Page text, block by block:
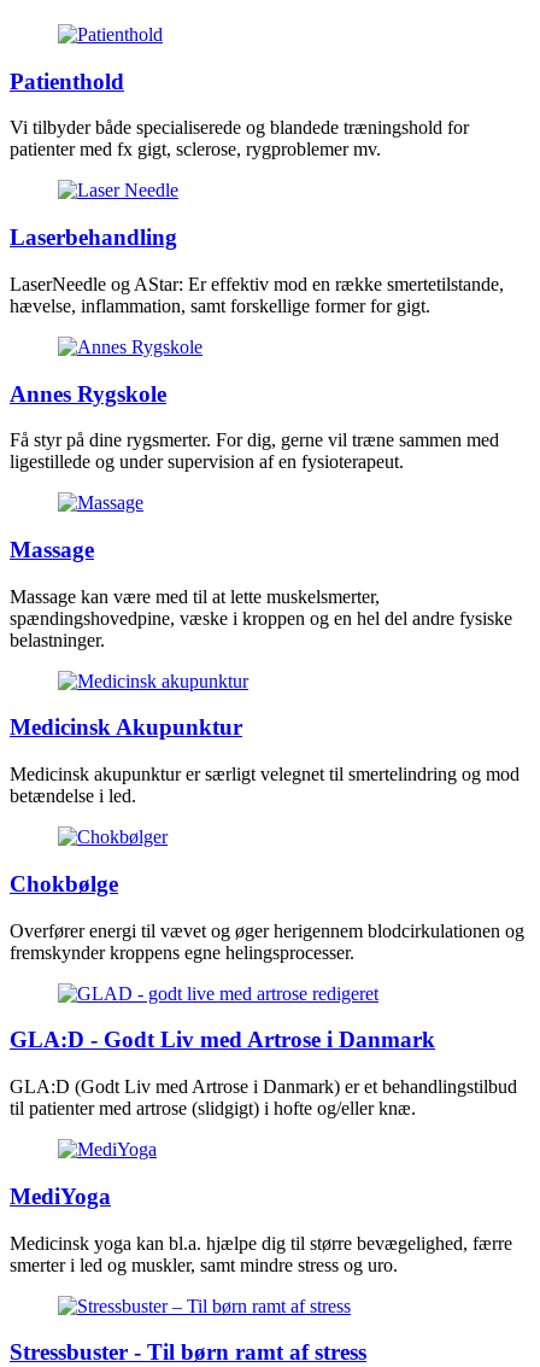
Patienthold
Vi tilbyder både specialiserede og blandede træningshold for
patienter med fx gigt, sclerose, rygproblemer mv.
Laserbehandling
LaserNeedle og AStar: Er effektiv mod en række smertetilstande,
hævelse, inflammation, samt forskellige former for gigt.
Annes Rygskole
Få styr på dine rygsmerter. For dig, gerne vil træne sammen med
ligestillede og under supervision af en fysioterapeut.
Massage
Massage kan være med til at lette muskelsmerter,
spændingshovedpine, væske i kroppen og en hel del andre fysiske
belastninger.
Medicinsk Akupunktur
Medicinsk akupunktur er særligt velegnet til smertelindring og mod
betændelse i led.
Chokbølge
Overfører energi til vævet og øger herigennem blodcirkulationen og
fremskynder kroppens egne helingsprocesser.
GLA:D - Godt Liv med Artrose i Danmark
GLA:D (Godt Liv med Artrose i Danmark) er et behandlingstilbud
til patienter med artrose (slidgigt) i hofte og/eller knæ.
MediYoga
Medicinsk yoga kan bl.a. hjælpe dig til større bevægelighed, færre
smerter i led og muskler, samt mindre stress og uro.
Stressbuster - Til børn ramt af stress